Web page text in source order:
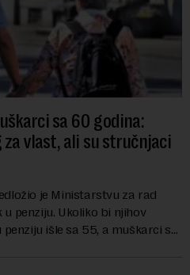
sa 60 godina:
vlast, ali su stručnjaci
je Ministarstvu za rad
penziju. Ukoliko bi njihov
išle sa 55, a muškarci sa